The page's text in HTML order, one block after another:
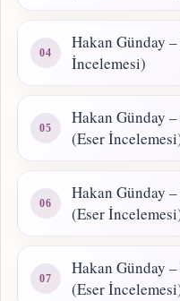
Hakan Günday
İncelemesi)
Hakan Günday
(Eser
Hakan Günday
(Eser
Hakan Günday
(Eser